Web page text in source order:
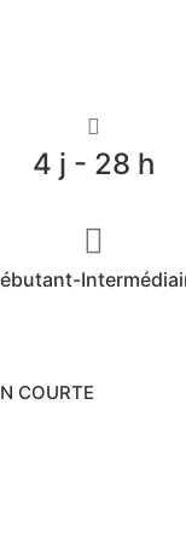
4 j - 28 h
COURTE